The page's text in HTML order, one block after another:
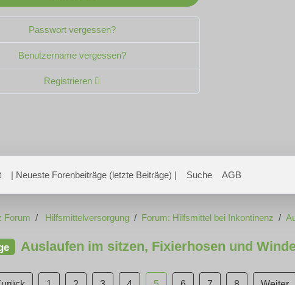
Passwort vergessen?
Benutzername vergessen?
Registrieren
| Neueste Forenbeiträge (letzte Beiträge) | Suche AGB
Forum Hilfsmittelversorgung Forum: Hilfsmittel bei Inkontinenz
Auslaufen im sitzen, Fixierhosen und